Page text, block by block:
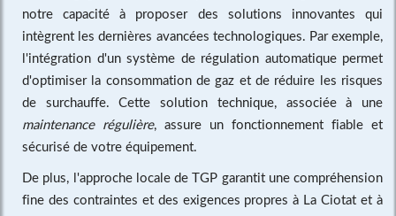
notre capacité à proposer des solutions innovantes qui
intègrent les dernières avancées technologiques. Par exemple,
l'intégration d'un système de régulation automatique permet
d'optimiser la consommation de gaz et de réduire les risques
de surchauffe. Cette solution technique, associée à une
maintenance régulière, assure un fonctionnement fiable et
sécurisé de votre équipement.
De plus, l'approche locale de TGP garantit une compréhension
fine des contraintes et des exigences propres à La Ciotat et à